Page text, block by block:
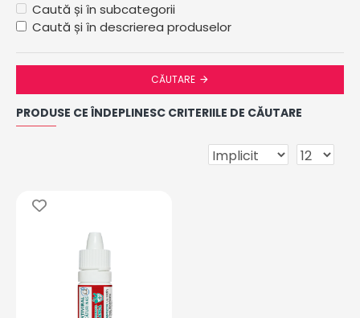
Caută și în subcategorii
Caută și în descrierea produselor
CĂUTARE
PRODUSE CE ÎNDEPLINESC CRITERIILE DE CĂUTARE